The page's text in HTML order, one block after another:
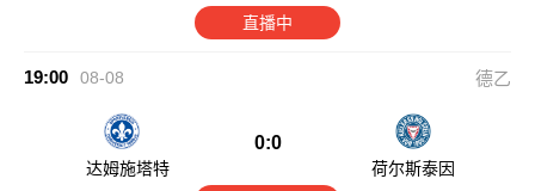
直播中
19:00 08-08 德乙
达姆施塔特
0:0
荷尔斯泰因